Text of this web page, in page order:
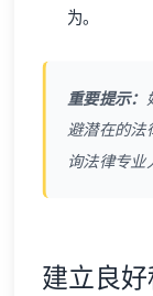
为。
重要提示：
避潜在的法
询法律专业
建立良